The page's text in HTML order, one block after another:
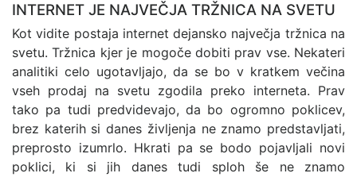
INTERNET JE NAJVEČJA TRŽNICA NA SVETU
Kot vidite postaja internet dejansko največja tržnica na
svetu. Tržnica kjer je mogoče dobiti prav vse. Nekateri
analitiki celo ugotavljajo, da se bo v kratkem večina
vseh prodaj na svetu zgodila preko interneta. Prav
tako pa tudi predvidevajo, da bo ogromno poklicev,
brez katerih si danes življenja ne znamo predstavljati,
preprosto izumrlo. Hkrati pa se bodo pojavljali novi
poklici, ki si jih danes tudi sploh še ne znamo